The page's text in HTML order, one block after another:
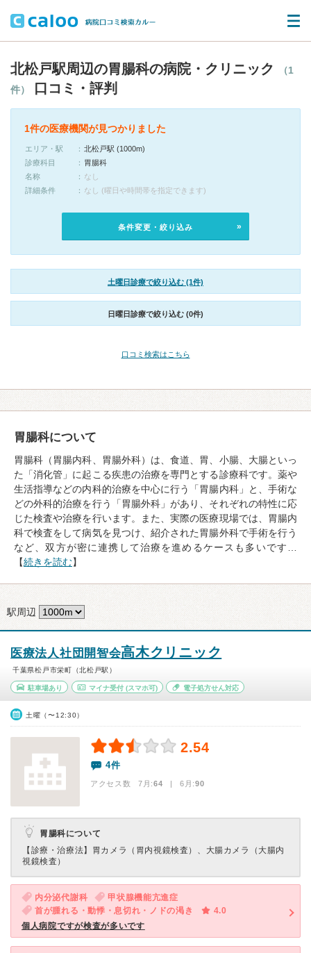
北松戸駅周辺の胃腸科の病院・クリニック
（1
件）
口コミ・評判
1件の医療機関が見つかりました
エリア・駅
北松戸駅 (1000m)
診療科目
胃腸科
名称
なし
詳細条件
なし (曜日や時間帯を指定できます)
条件変更・絞り込み
土曜日診療で絞り込む (1件)
日曜日診療で絞り込む (0件)
口コミ検索はこちら
胃腸科について
胃腸科（胃腸内科、胃腸外科）は、食道、胃、小腸、大腸といっ
た「消化管」に起こる疾患の治療を専門とする診療科です。薬や
生活指導などの内科的治療を中心に行う「胃腸内科」と、手術な
どの外科的治療を行う「胃腸外科」があり、それぞれの特性に応
じた検査や治療を行います。また、実際の医療現場では、胃腸内
科で検査をして病気を見つけ、紹介された胃腸外科で手術を行う
など、双方が密に連携して治療を進めるケースも多いです…
【続きを読む】
駅周辺
医療法人社団開智会高木クリニック
千葉県松戸市栄町（北松戸駅）
駐車場あり マイナ受付(スマホ可) 電子処方せん対応
土曜（〜12:30）
2.54
4件
アクセス数 7月:64 | 6月:90
胃腸科について
【診療・治療法】 胃カメラ（胃内視鏡検査）、大腸カメラ（大腸内
視鏡検査）
内分泌代謝科
甲状腺機能亢進症
首が腫れる・動悸・息切れ・ノドの渇き
4.0
個人病院ですが検査が多いです